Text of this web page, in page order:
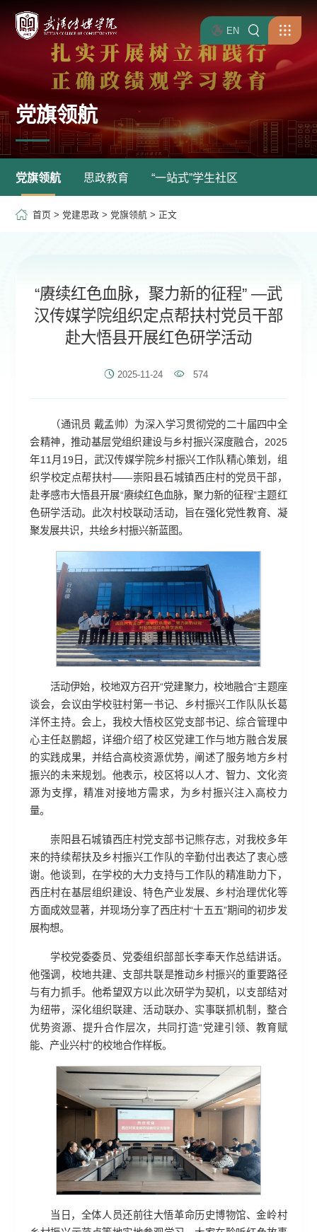
EN
党旗领航
党旗领航 思政教育 “一站式”学生社区
首页 > 党建思政 > 党旗领航 > 正文
“赓续红色血脉，聚力新的征程” —武
汉传媒学院组织定点帮扶村党员干部
赴大悟县开展红色研学活动
2025-11-24 574
（通讯员 戴孟帅）为深入学习贯彻党的二十届四中全
会精神，推动基层党组织建设与乡村振兴深度融合，2025
年11月19日，武汉传媒学院乡村振兴工作队精心策划，组
织学校定点帮扶村——崇阳县石城镇西庄村的党员干部，
赴孝感市大悟县开展“赓续红色血脉，聚力新的征程”主题红
色研学活动。此次村校联动活动，旨在强化党性教育、凝
聚发展共识，共绘乡村振兴新蓝图。
活动伊始，校地双方召开“党建聚力，校地融合”主题座
谈会，会议由学校驻村第一书记、乡村振兴工作队队长葛
洋怀主持。会上，我校大悟校区党支部书记、综合管理中
心主任赵鹏超，详细介绍了校区党建工作与地方融合发展
的实践成果，并结合高校资源优势，阐述了服务地方乡村
振兴的未来规划。他表示，校区将以人才、智力、文化资
源为支撑，精准对接地方需求，为乡村振兴注入高校力
量。
崇阳县石城镇西庄村党支部书记熊存志，对我校多年
来的持续帮扶及乡村振兴工作队的辛勤付出表达了衷心感
谢。他谈到，在学校的大力支持与工作队的精准助力下，
西庄村在基层组织建设、特色产业发展、乡村治理优化等
方面成效显著，并现场分享了西庄村“十五五”期间的初步发
展构想。
学校党委委员、党委组织部部长李奉天作总结讲话。
他强调，校地共建、支部共联是推动乡村振兴的重要路径
与有力抓手。他希望双方以此次研学为契机，以支部结对
为纽带，深化组织联建、活动联办、实事联抓机制，整合
优势资源、提升合作层次，共同打造“党建引领、教育赋
能、产业兴村”的校地合作样板。
当日，全体人员还前往大悟革命历史博物馆、金岭村